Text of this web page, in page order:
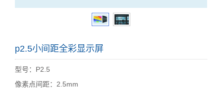
p2.5小间距全彩显示屏
型号：P2.5
像素点间距：2.5mm